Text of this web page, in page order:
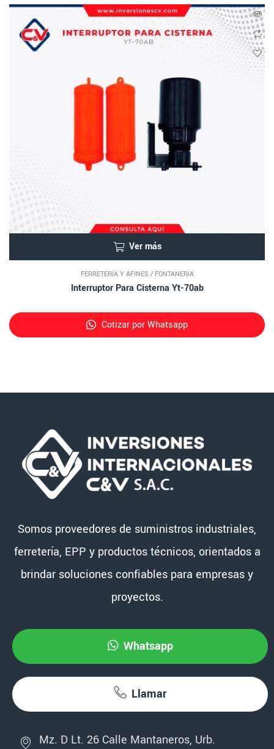
Ver más
FERRETERÍA Y AFINES / FONTANERÍA
Interruptor Para Cisterna Yt-70ab
Cotizar por Whatsapp
Somos proveedores de suministros industriales,
ferretería, EPP y productos técnicos, orientados a
brindar soluciones confiables para empresas y
proyectos.
Whatsapp
Llamar
Mz. D Lt. 26 Calle Mantaneros, Urb.